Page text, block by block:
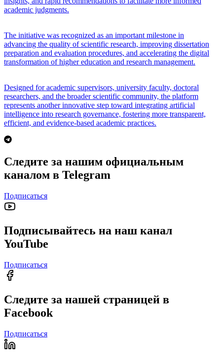
academic judgments.
The initiative was recognized as an important milestone in
advancing the quality of scientific research, improving dissertation
preparation and evaluation procedures, and accelerating the digital
transformation of higher education and research management.
Designed for academic supervisors, university faculty, doctoral
researchers, and the broader scientific community, the platform
represents another innovative step toward integrating artificial
intelligence into research governance, fostering more transparent,
efficient, and evidence-based academic practices.
Следите за нашим официальным
каналом в Telegram
Подписаться
Подписывайтесь на наш канал
YouTube
Подписаться
Следите за нашей страницей в
Facebook
Подписаться